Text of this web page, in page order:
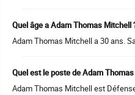
Quel âge a Adam Thomas Mitchell
Adam Thomas Mitchell a 30 ans.
Quel est le poste de Adam
Adam Thomas Mitchell est